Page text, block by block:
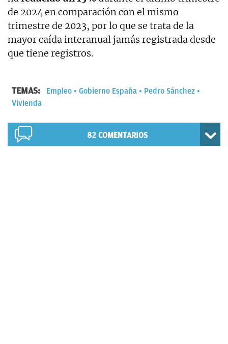
de 2024 en comparación con el mismo
trimestre de 2023, por lo que se trata de la
mayor caída interanual jamás registrada desde
que tiene registros.
TEMAS: Empleo Gobierno España
Pedro Sánchez
Vivienda
82 COMENTARIOS